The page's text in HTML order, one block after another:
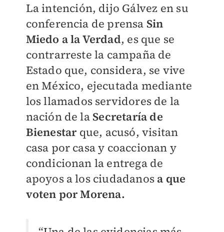
La intención, dijo Gálvez en su
conferencia de prensa Sin
Miedo a la Verdad, es que se
contrarreste la campaña de
Estado que, considera, se vive
en México, ejecutada mediante
los llamados servidores de la
nación de la Secretaría de
Bienestarque, acusó, visitan
casa por casa y coaccionan y
condicionan la entrega de
apoyos a los ciudadanos a que
voten por Morena.